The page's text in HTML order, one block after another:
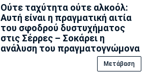
Ούτε ταχύτητα ούτε αλκοόλ:
Αυτή είναι η πραγματική αιτία
του σφοδρού δυστυχήματος
στις Σέρρες – Σοκάρει η
ανάλυση του πραγματογνώμονα
Μετάβαση